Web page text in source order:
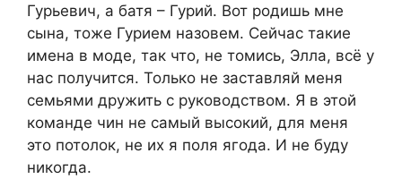
Гурьевич, а батя – Гурий. Вот родишь мне
сына, тоже Гурием назовем. Сейчас такие
имена в моде, так что, не томись, Элла, всё у
нас получится. Только не заставляй меня
семьями дружить с руководством. Я в этой
команде чин не самый высокий, для меня
это потолок, не их я поля ягода. И не буду
никогда.